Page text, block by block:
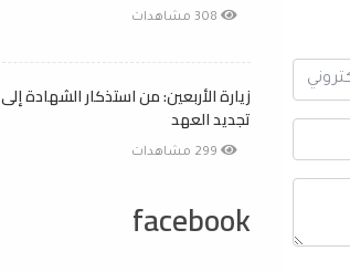
زيارة الأربعين: من استذكار الشهادة إلى
تجديد العهد
facebook